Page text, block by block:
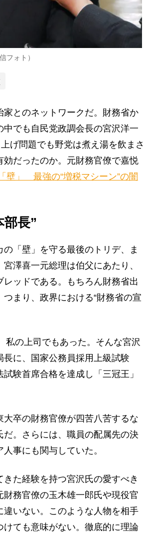
フォト）
とのネットワークだ。財務省か
でも自民党政調会長の宮沢洋一
げ問題でも野党は煮え湯を飲まさ
だったのか。元財務官僚で嘉悦
壁」 最強の“増税マシーン”の闇
長”
「壁」を守る最後のトリデ、ま
澤喜一元総理は伯父にあたり、
ッドである。もちろん財務省出
まり、政界における“財務省の宣
の上司でもあった。そんな宮沢
に、国家公務員採用上級試験
験首席合格を達成し「三冠王」
卒の財務官僚が四苦八苦するな
。さらには、職員の配属先の決
事にも関与していた。
た経験を持つ宮沢氏の愛すべき
務官僚の玉木雄一郎氏や現役官
いない。このような人物を相手
ても意味がない。徹底的に理論